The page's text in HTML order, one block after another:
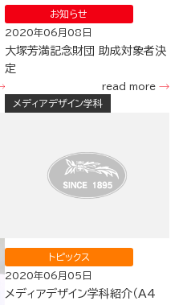
お知らせ
2020年06月08日
大塚芳満記念財団 助成対象者決
定
read more
メディアデザイン学科
トピックス
2020年06月05日
メディアデザイン学科紹介（A4